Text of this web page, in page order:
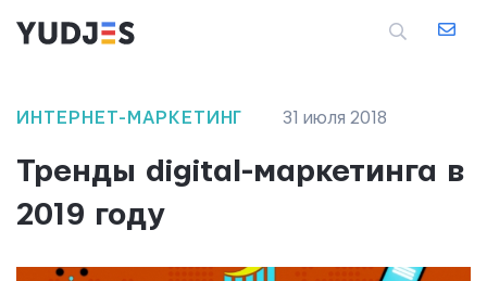
ИНТЕРНЕТ-МАРКЕТИНГ 31 июля 2018
Тренды digital-маркетинга в
2019 году